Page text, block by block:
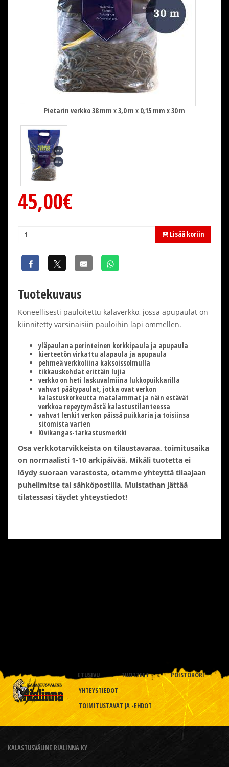
Pietarin verkko 38 mm x 3,0 m x 0,15 mm x 30 m
45,00€
Lisää koriin
Tuotekuvaus
Koneellisesti pauloitettu kalaverkko, jossa apupaulat on
kiinnitetty varsinaisiin pauloihin läpi ommellen.
yläpaulana perinteinen korkkipaula ja apupaula
kierteetön virkattu alapaula ja apupaula
pehmeä verkkoliina kaksoissolmulla
tikkauskohdat erittäin lujia
verkko on heti laskuvalmiina lukkopuikkarilla
vahvat päätypaulat, jotka ovat verkon
kalastuskorkeutta matalammat ja näin estävät
verkkoa repeytymästä kalastustilanteessa
vahvat lenkit verkon päissä puikkaria ja toisiinsa
sitomista varten
Kivikangas-tarkastusmerkki
Osa verkkotarvikkeista on tilaustavaraa, toimitusaika
on normaalisti 1-10 arkipäivää. Mikäli tuotetta ei
löydy suoraan varastosta, otamme yhteyttä tilaajaan
puhelimitse tai sähköpostilla. Muistathan jättää
tilatessasi täydet yhteystiedot!
ETUSIVU TUOTTEET
POISTOKORI
YHTEYSTIEDOT
TOIMITUSTAVAT JA -EHDOT
KALASTUSVÄLINE RIALINNA KY